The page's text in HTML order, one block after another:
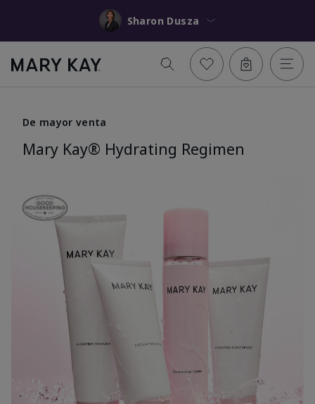
Sharon Dusza
De mayor venta
Mary Kay® Hydrating Regimen